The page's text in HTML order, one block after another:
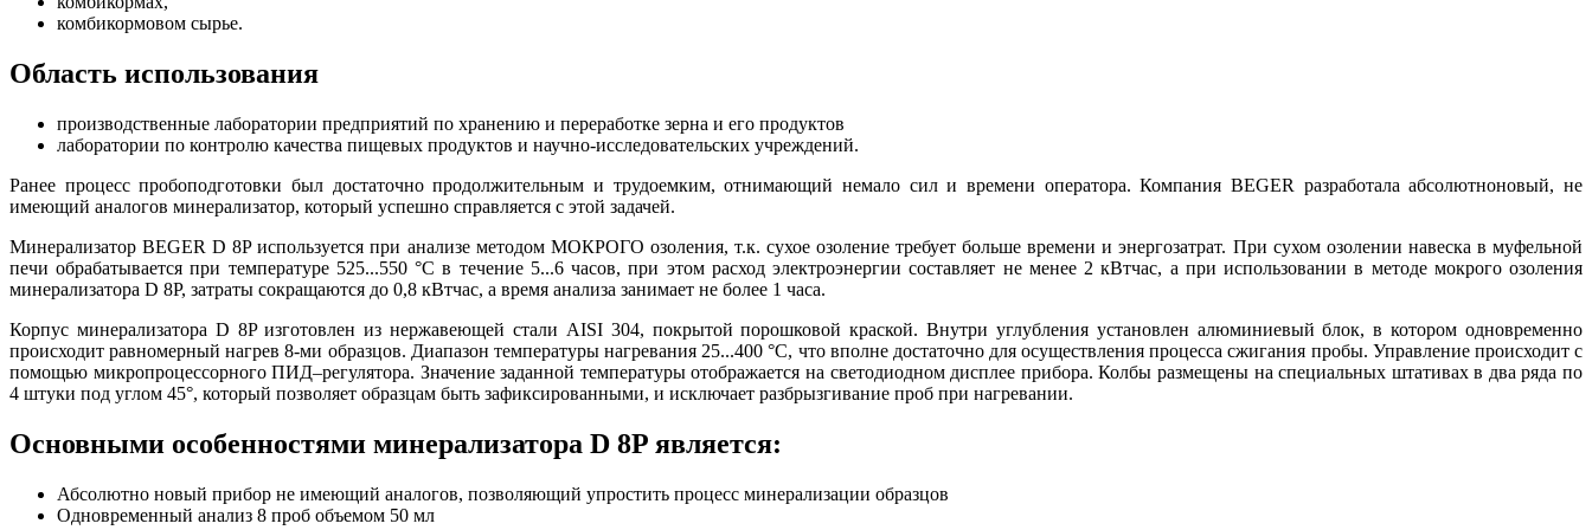
комбикормовом сырье.
Область использования
производственные лаборатории предприятий по хранению и переработке зерна и его продуктов
лаборатории по контролю качества пищевых продуктов и научно-исследовательских учреждений.
Ранее процесс пробоподготовки был достаточно продолжительным и трудоемким, отнимающий немало сил и времени оператора. Компания BEGER разработала абсолютноновый, не
имеющий аналогов минерализатор, который успешно справляется с этой задачей.
Минерализатор BEGER D 8P используется при анализе методом МОКРОГО озоления, т.к. сухое озоление требует больше времени и энергозатрат. При сухом озолении навеска в муфельной
печи обрабатывается при температуре 525...550 °C в течение 5...6 часов, при этом расход электроэнергии составляет не менее 2 кВтчас, а при использовании в методе мокрого озоления
минерализатора D 8P, затраты сокращаются до 0,8 кВтчас, а время анализа занимает не более 1 часа.
Корпус минерализатора D 8P изготовлен из нержавеющей стали AISI 304, покрытой порошковой краской. Внутри углубления установлен алюминиевый блок, в котором одновременно
происходит равномерный нагрев 8-ми образцов. Диапазон температуры нагревания 25...400 °C, что вполне достаточно для осуществления процесса сжигания пробы. Управление происходит с
помощью микропроцессорного ПИД–регулятора. Значение заданной температуры отображается на светодиодном дисплее прибора. Колбы размещены на специальных штативах в два ряда по
4 штуки под углом 45°, который позволяет образцам быть зафиксированными, и исключает разбрызгивание проб при нагревании.
Основными особенностями минерализатора D 8P является:
Абсолютно новый прибор не имеющий аналогов, позволяющий упростить процесс минерализации образцов
Одновременный анализ 8 проб объемом 50 мл